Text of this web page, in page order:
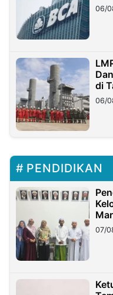
06/
di
06/
PENDIDIKAN
07/